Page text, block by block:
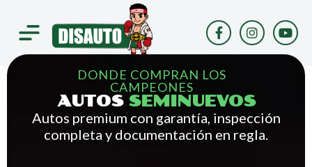
Saltar
al
DONDE COMPRAN LOS
CAMPEONES
AUTOS SEMINUEVOS
Autos premium con garantía, inspección
completa y documentación en regla.